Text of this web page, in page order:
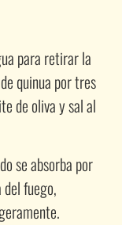
para retirar la
quinua por tres
de oliva y sal al
se absorba por
fuego,